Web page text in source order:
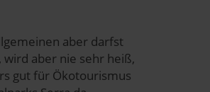
aber darfst
aber nie sehr heiß,
gut für Ökotourismus